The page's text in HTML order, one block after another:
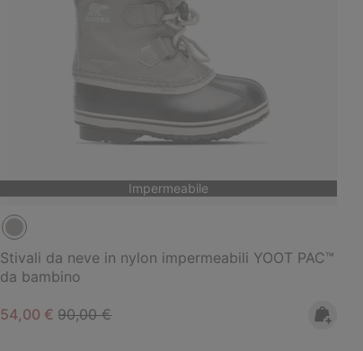
Impermeabile
Stivali da neve in nylon impermeabili YOOT PAC™
da bambino
Sale price:
54,00 €Regular price:
90,00 €